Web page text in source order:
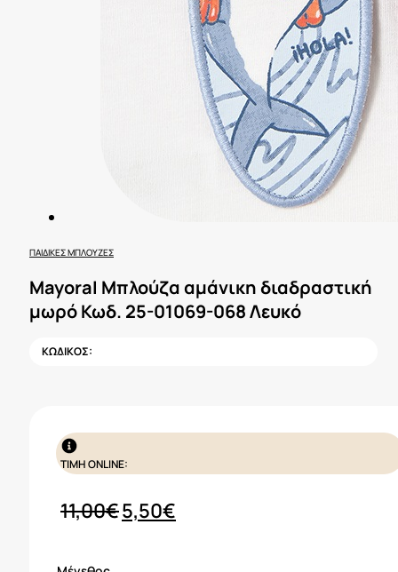
ΠΑΙΔΙΚΈΣ ΜΠΛΟΎΖΕΣ
Mayoral Μπλούζα αμάνικη διαδραστική
μωρό Κωδ. 25-01069-068 Λευκό
ΚΩΔΙΚΟΣ:
ΤΙΜΗ ONLINE:
11,00€Original
5,50€